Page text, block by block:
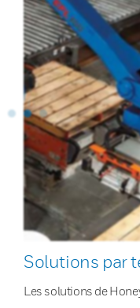
Solutions par
Les solutions de